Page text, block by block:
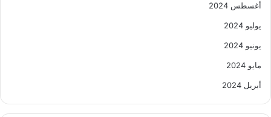
أغسطس 2024
يوليو 2024
يونيو 2024
مايو 2024
أبريل 2024